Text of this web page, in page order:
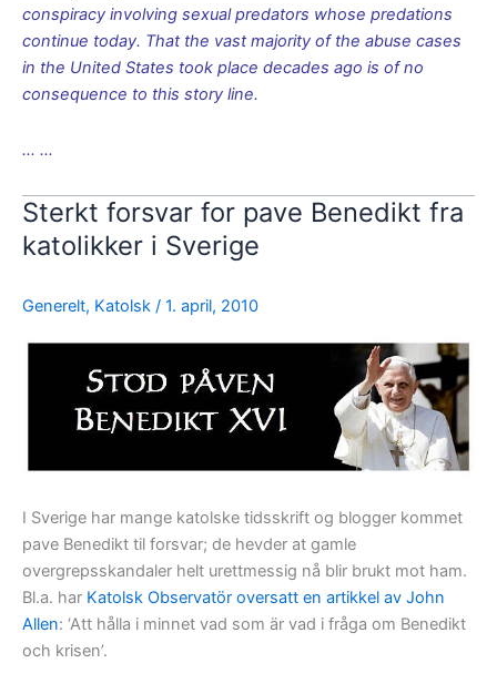
conspiracy involving sexual predators whose predations
continue today. That the vast majority of the abuse cases
in the United States took place decades ago is of no
consequence to this story line.
… …
Sterkt forsvar for pave Benedikt fra
katolikker i Sverige
Generelt, Katolsk / 1. april, 2010
I Sverige har mange katolske tidsskrift og blogger kommet
pave Benedikt til forsvar; de hevder at gamle
overgrepsskandaler helt urettmessig nå blir brukt mot ham.
Bl.a. har Katolsk Observatör oversatt en artikkel av John
Allen: ‘Att hålla i minnet vad som är vad i fråga om Benedikt
och krisen’.